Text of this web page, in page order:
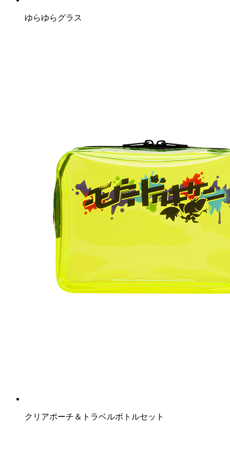
ゆらゆらグラス
クリアポーチ＆トラベルボトルセット